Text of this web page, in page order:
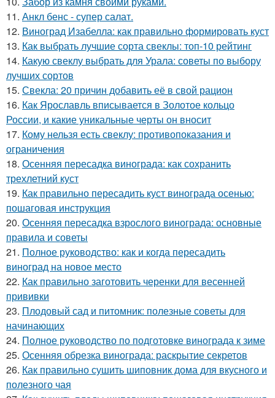
11. Анкл бенс - супер салат.
12. Виноград Изабелла: как правильно формировать куст
13. Как выбрать лучшие сорта свеклы: топ-10 рейтинг
14. Какую свеклу выбрать для Урала: советы по выбору
лучших сортов
15. Свекла: 20 причин добавить её в свой рацион
16. Как Ярославль вписывается в Золотое кольцо
России, и какие уникальные черты он вносит
17. Кому нельзя есть свеклу: противопоказания и
ограничения
18. Осенняя пересадка винограда: как сохранить
трехлетний куст
19. Как правильно пересадить куст винограда осенью:
пошаговая инструкция
20. Осенняя пересадка взрослого винограда: основные
правила и советы
21. Полное руководство: как и когда пересадить
виноград на новое место
22. Как правильно заготовить черенки для весенней
прививки
23. Плодовый сад и питомник: полезные советы для
начинающих
24. Полное руководство по подготовке винограда к зиме
25. Осенняя обрезка винограда: раскрытие секретов
26. Как правильно сушить шиповник дома для вкусного и
полезного чая